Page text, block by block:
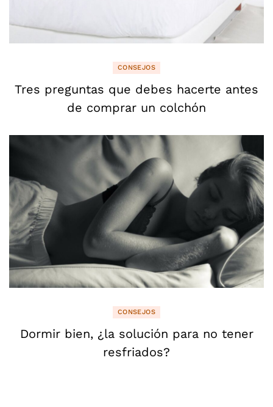
CONSEJOS
Tres preguntas que debes hacerte antes
de comprar un colchón
CONSEJOS
Dormir bien, ¿la solución para no tener
resfriados?